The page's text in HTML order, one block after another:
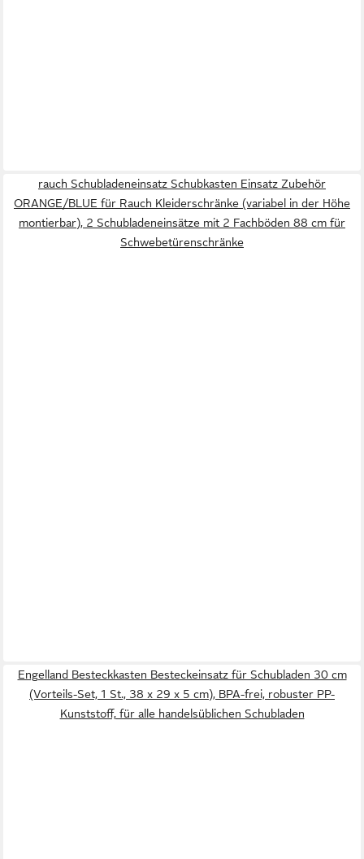
rauch Schubladeneinsatz Schubkasten Einsatz Zubehör
ORANGE/BLUE für Rauch Kleiderschränke (variabel in der Höhe
montierbar), 2 Schubladeneinsätze mit 2 Fachböden 88 cm für
Schwebetürenschränke
Engelland Besteckkasten Besteckeinsatz für Schubladen 30 cm
(Vorteils-Set, 1 St., 38 x 29 x 5 cm), BPA-frei, robuster PP-
Kunststoff, für alle handelsüblichen Schubladen